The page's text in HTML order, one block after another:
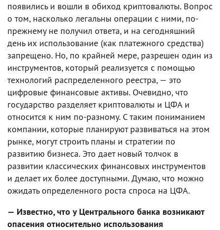
появились и вошли в обиход криптовалюты. Вопрос
о том, насколько легальны операции с ними, по-
прежнему не получил ответа, и на сегодняшний
день их использование (как платежного средства)
запрещено. Но, по крайней мере, разрешен один из
инструментов, который реализуется с помощью
технологий распределенного реестра, — это
цифровые финансовые активы. Очевидно, что
государство разделяет криптовалюты и ЦФА и
относится к ним по-разному. С таким пониманием
компании, которые планируют развиваться на этом
рынке, могут строить планы и стратегии по
развитию бизнеса. Это дает новый толчок в
развитии классических финансовых инструментов
и делает их более доступными. Думаю, что можно
ожидать определенного роста спроса на ЦФА.
— Известно, что у Центрального банка возникают
опасения относительно использования